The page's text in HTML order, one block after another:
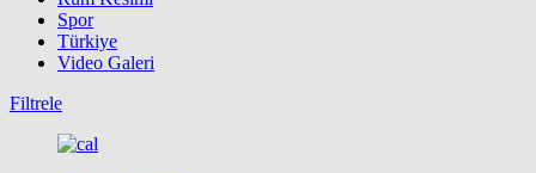
Spor
Türkiye
Video Galeri
Filtrele